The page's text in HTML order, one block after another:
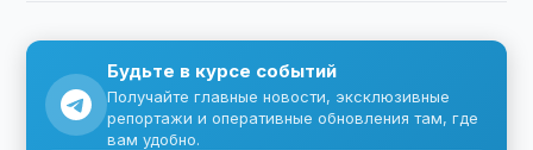
Будьте в курсе событий
Получайте главные новости, эксклюзивные
репортажи и оперативные обновления там, где
вам удобно.